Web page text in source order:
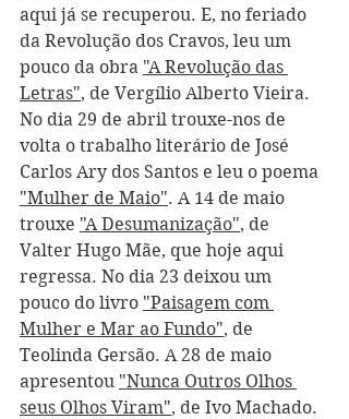
aqui já se recuperou. E, no feriado
da Revolução dos Cravos, leu um
pouco da obra "A Revolução das
Letras", de Vergílio Alberto Vieira.
No dia 29 de abril trouxe-nos de
volta o trabalho literário de José
Carlos Ary dos Santos e leu o poema
"Mulher de Maio". A 14 de maio
trouxe "A Desumanização", de
Valter Hugo Mãe, que hoje aqui
regressa. No dia 23 deixou um
pouco do livro "Paisagem com
Mulher e Mar ao Fundo", de
Teolinda Gersão. A 28 de maio
apresentou "Nunca Outros Olhos
seus Olhos Viram", de Ivo Machado.